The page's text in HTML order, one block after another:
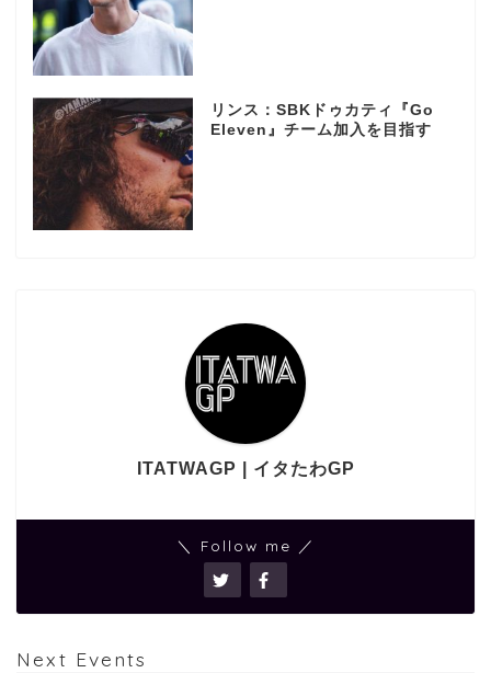
リンス：SBKドゥカティ『Go
Eleven』チーム加入を目指す
ITATWAGP | イタたわGP
＼ Follow me ／
Next Events